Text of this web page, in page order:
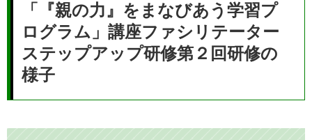
「『親の力』をまなびあう学習プ
ログラム」講座ファシリテーター
ステップアップ研修第２回研修の
様子